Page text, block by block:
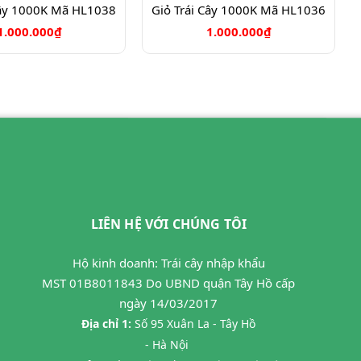
1000K Mã HL1038
Giỏ Trái Cây 1000K Mã HL1036
1.000.000₫
LIÊN HỆ VỚI CHÚNG TÔI
Hộ kinh doanh: Trái cây nhập khẩu
MST 01B8011843 Do UBND quận Tây Hồ cấp
ngày 14/03/2017
Địa chỉ 1: Số 95 Xuân La - Tây Hồ
- Hà Nội